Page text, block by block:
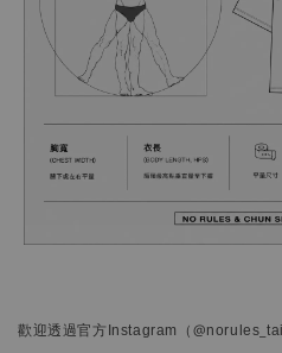
歡迎透過官方Instagram （